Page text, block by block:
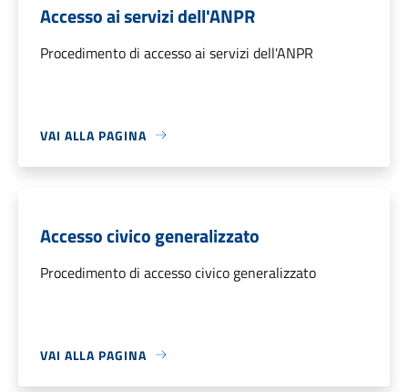
Accesso ai servizi dell'ANPR
Procedimento di accesso ai servizi dell'ANPR
VAI ALLA PAGINA
Accesso civico generalizzato
Procedimento di accesso civico generalizzato
VAI ALLA PAGINA